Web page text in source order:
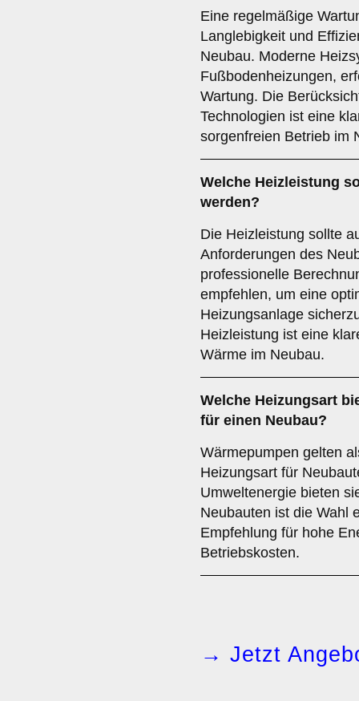
Eine regelmäßige
Langlebigkeit und
Neubau. Moderne
Fußbodenheizungen,
Wartung. Die
Technologien ist eine
sorgenfreien Betrieb im
Welche Heizleistung
werden?
Die Heizleistung sollte
Anforderungen des
professionelle
empfehlen, um eine
Heizungsanlage
Heizleistung ist eine
Wärme im Neubau.
Welche Heizungsart
für einen Neubau?
Wärmepumpen gelten
Heizungsart für
Umweltenergie bieten
Neubauten ist die Wahl
Empfehlung für hohe
Betriebskosten.
→ Jetzt